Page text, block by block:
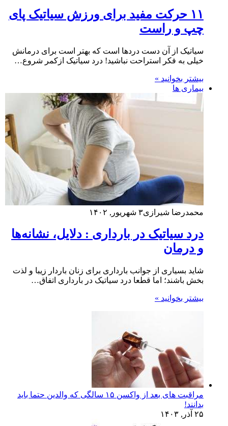
۱۱ حرکت مفید برای ورزش سیاتیک پای
چپ و راست
سیاتیک از آن دست دردها است که بهتر است برای درمانش
خیلی به فکر استراحت نباشید! درد سیاتیک ازکمر شروع…
بیشتر بخوانید »
بیماری ها
محمدرضا شیرازی۳ شهریور, ۱۴۰۲
درد سیاتیک در بارداری : دلایل، نشانه‌ها
و درمان
شاید بسیاری از جوانب بارداری برای زنان باردار زیبا و لذت
بخش باشند؛ اما قطعا درد سیاتیک در بارداری اتفاق…
بیشتر بخوانید »
مراقبت های بعد از واکسن ۱۵ سالگی که والدین حتما باید
بدانند!
۲۵ آذر, ۱۴۰۳